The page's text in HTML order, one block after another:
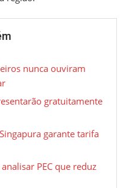
nunca ouviram
gratuitamente
garante tarifa
PEC que reduz